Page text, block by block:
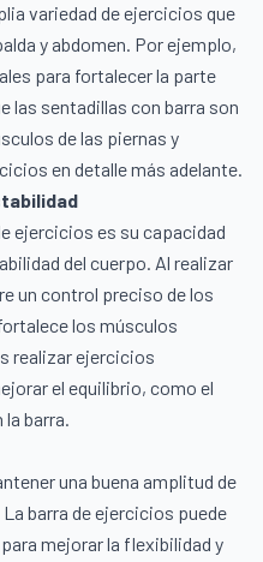
variedad de ejercicios que
y abdomen. Por ejemplo,
para fortalecer la parte
las sentadillas con barra son
de las piernas y
en detalle más adelante.
ejercicios es su capacidad
del cuerpo. Al realizar
un control preciso de los
los músculos
realizar ejercicios
el equilibrio, como el
barra.
una buena amplitud de
barra de ejercicios puede
mejorar la flexibilidad y